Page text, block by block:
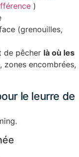
)
(grenouilles,
de pêcher là où les
zones encombrées,
le leurre de